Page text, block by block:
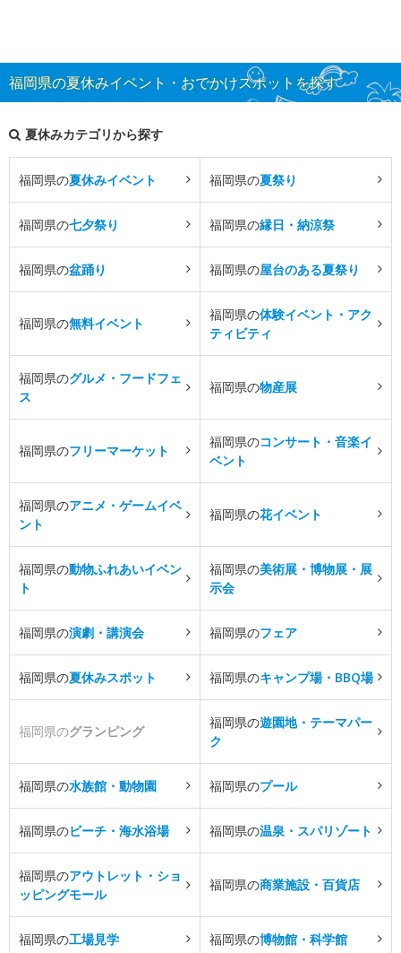
福岡県の夏休みイベント・おでかけスポットを探す
夏休みカテゴリから探す
福岡県の夏休みイベント 福岡県の夏祭り
福岡県の七夕祭り 福岡県の縁日・納涼祭
福岡県の盆踊り 福岡県の屋台のある夏祭り
福岡県の無料イベント
福岡県の体験イベント・アク
ティビティ
福岡県のグルメ・フードフェ
ス
福岡県の物産展
福岡県のフリーマーケット
福岡県のコンサート・音楽イ
ベント
福岡県のアニメ・ゲームイベ
ント
福岡県の花イベント
福岡県の動物ふれあいイベン
ト
福岡県の美術展・博物展・展
示会
福岡県の演劇・講演会 福岡県のフェア
福岡県の夏休みスポット 福岡県のキャンプ場・BBQ場
福岡県のグランピング
福岡県の遊園地・テーマパー
ク
福岡県の水族館・動物園 福岡県のプール
福岡県のビーチ・海水浴場 福岡県の温泉・スパリゾート
福岡県のアウトレット・ショ
ッピングモール
福岡県の商業施設・百貨店
福岡県の工場見学 福岡県の博物館・科学館